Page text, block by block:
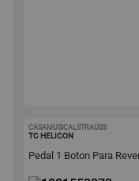
CASAMUSICALSTRAUSS
TC HELICON
Pedal 1 Boton Para